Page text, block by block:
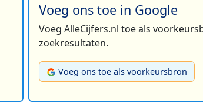
Voeg ons toe in Google
Voeg AlleCijfers.nl toe als
zoekresultaten.
Voeg ons toe als voorkeursbron